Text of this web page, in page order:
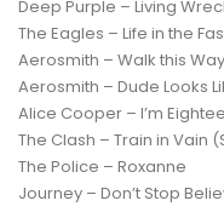
Deep Purple – Living
The Eagles – Life in the
Aerosmith – Walk this Way
Aerosmith – Dude Looks
Alice Cooper – I’m
The Clash – Train in Vain
The Police – Roxanne
Journey – Don’t Stop